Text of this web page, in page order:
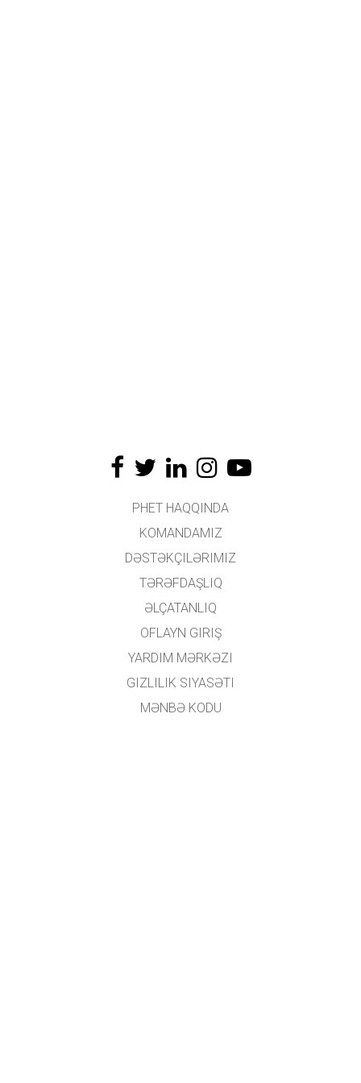
PHET HAQQINDA
KOMANDAMIZ
DƏSTƏKÇILƏRIMIZ
TƏRƏFDAŞLIQ
ƏLÇATANLIQ
OFLAYN GIRIŞ
YARDIM MƏRKƏZI
GIZLILIK SIYASƏTI
MƏNBƏ KODU